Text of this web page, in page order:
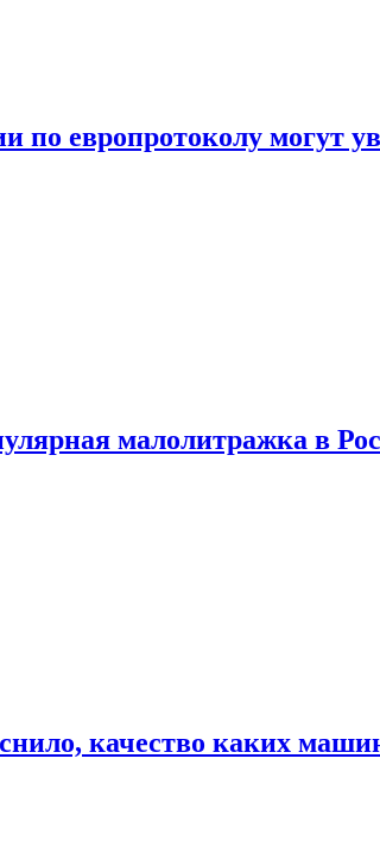
по европротоколу могут
малолитражка в
качество каких